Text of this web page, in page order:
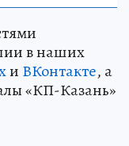
в наших
и ВКонтакте, а
«КП-Казань»